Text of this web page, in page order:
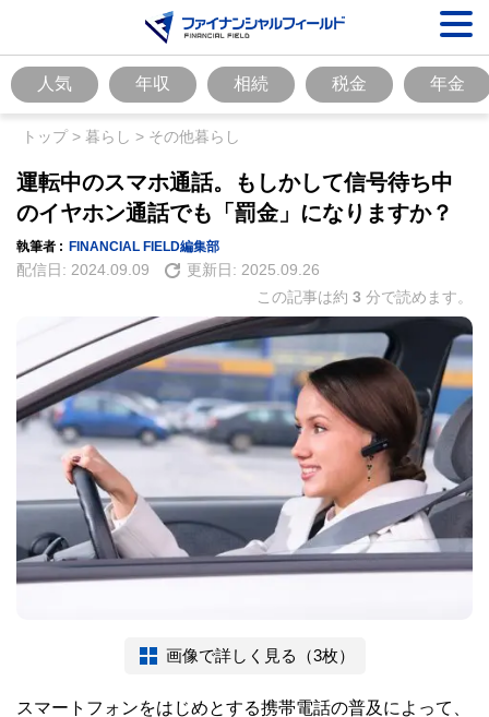
人気 年収 相続 税金 年金
トップ> 暮らし > その他暮らし
運転中のスマホ通話。もしかして信号待ち中
のイヤホン通話でも「罰金」になりますか？
執筆者 : FINANCIAL FIELD編集部
配信日: 2024.09.09 更新日: 2025.09.26
この記事は約 3 分で読めます。
画像で詳しく見る（3枚）
スマートフォンをはじめとする携帯電話の普及によって、